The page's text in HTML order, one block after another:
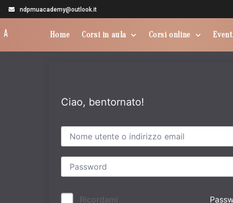
ndpmuacademy@outlook.it
Home Corsi in aula Corsi online
Ciao, bentornato!
Ricordami